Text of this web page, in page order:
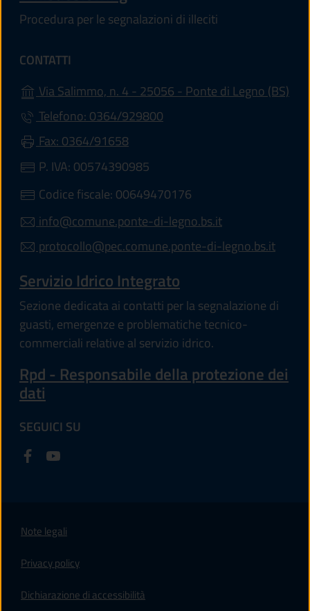
Procedura per le segnalazioni di illeciti
CONTATTI
Via Salimmo, n. 4 - 25056 - Ponte di Legno (BS)
Telefono: 0364/929800
Fax: 0364/91658
P. IVA: 00574390985
Codice fiscale: 00649470176
info@comune.ponte-di-legno.bs.it
protocollo@pec.comune.ponte-di-legno.bs.it
Servizio Idrico Integrato
Sezione dedicata ai contatti per la segnalazione di
guasti, emergenze e problematiche tecnico-
commerciali relative al servizio idrico.
Rpd - Responsabile della protezione dei
dati
SEGUICI SU
Note legali
Privacy policy
Dichiarazione di accessibilità